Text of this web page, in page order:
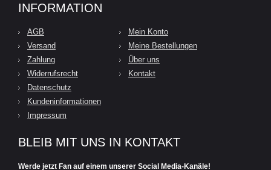
INFORMATION
AGB
Versand
Zahlung
Widerrufsrecht
Datenschutz
Kundeninformationen
Impressum
Mein Konto
Meine Bestellungen
Über uns
Kontakt
BLEIB MIT UNS IN KONTAKT
Werde jetzt Fan auf einem unserer Social Media-Kanäle!